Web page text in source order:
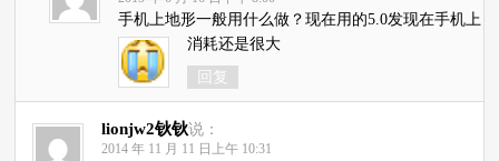
手机上地形一般用什么做？现在用的5.0发现在手机上
消耗还是很大
回复
lionjw2钬钬说：
2014 年 11 月 11 日上午 10:31